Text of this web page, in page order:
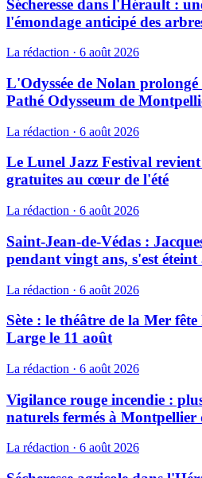
Sécheresse dans l'Hérault :
l'émondage anticipé des
La rédaction · 6 août 2026
L'Odyssée de Nolan
Pathé Odysseum de
La rédaction · 6 août 2026
Le Lunel Jazz Festival
gratuites au cœur de l'été
La rédaction · 6 août 2026
Saint-Jean-de-Védas :
pendant vingt ans, s'est éteint
La rédaction · 6 août 2026
Sète : le théâtre de la Mer
Large le 11 août
La rédaction · 6 août 2026
Vigilance rouge incendie :
naturels fermés à Montpellier
La rédaction · 6 août 2026